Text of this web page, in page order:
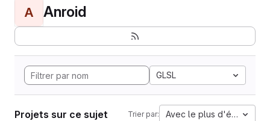
A Anroid
GLSL
Projets sur ce sujet Trier par: Avec le plus d'étoiles